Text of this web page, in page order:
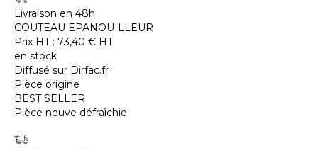
Livraison en 48h
COUTEAU EPANOUILLEUR
Prix HT : 73,40 € HT
en stock
Diffusé sur Dirfac.fr
Pièce origine
BEST SELLER
Pièce neuve défraîchie